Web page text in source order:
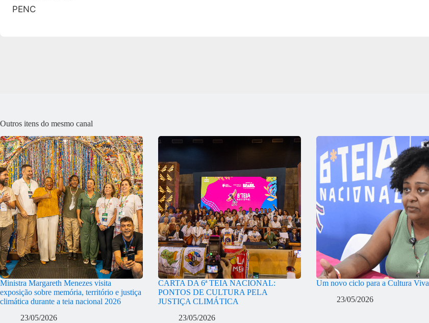
PENC
Outros itens do mesmo canal
Ministra Margareth Menezes visita
exposição sobre memória, território e justiça
climática durante a teia nacional 2026
23/05/2026
CARTA DA 6ª TEIA NACIONAL:
PONTOS DE CULTURA PELA
JUSTIÇA CLIMÁTICA
23/05/2026
Um novo ciclo para a Cultura Viva
23/05/2026